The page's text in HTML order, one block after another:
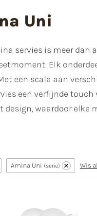
Uni
servies is meer dan
Elk
een scala aan
een verfijnde
waardoor elke
Amina Uni serie Wis